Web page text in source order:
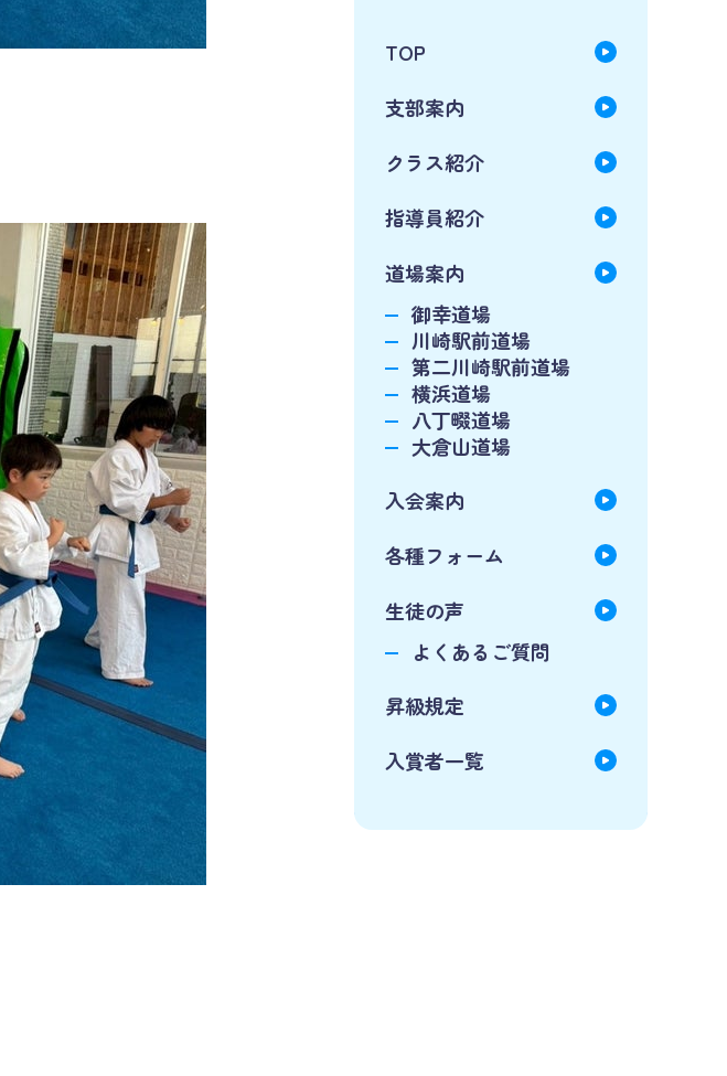
TOP
支部案内
クラス紹介
指導員紹介
道場案内
御幸道場
川崎駅前道場
第二川崎駅前道場
横浜道場
八丁畷道場
大倉山道場
入会案内
各種フォーム
生徒の声
よくあるご質問
昇級規定
入賞者一覧